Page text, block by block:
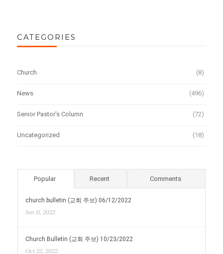
CATEGORIES
Church (8)
News (496)
Senior Pastor's Column (72)
Uncategorized (18)
Popular Recent Comments
church bulletin (교회 주보) 06/12/2022
Jun 11, 2022
Church Bulletin (교회 주보) 10/23/2022
Oct 22, 2022